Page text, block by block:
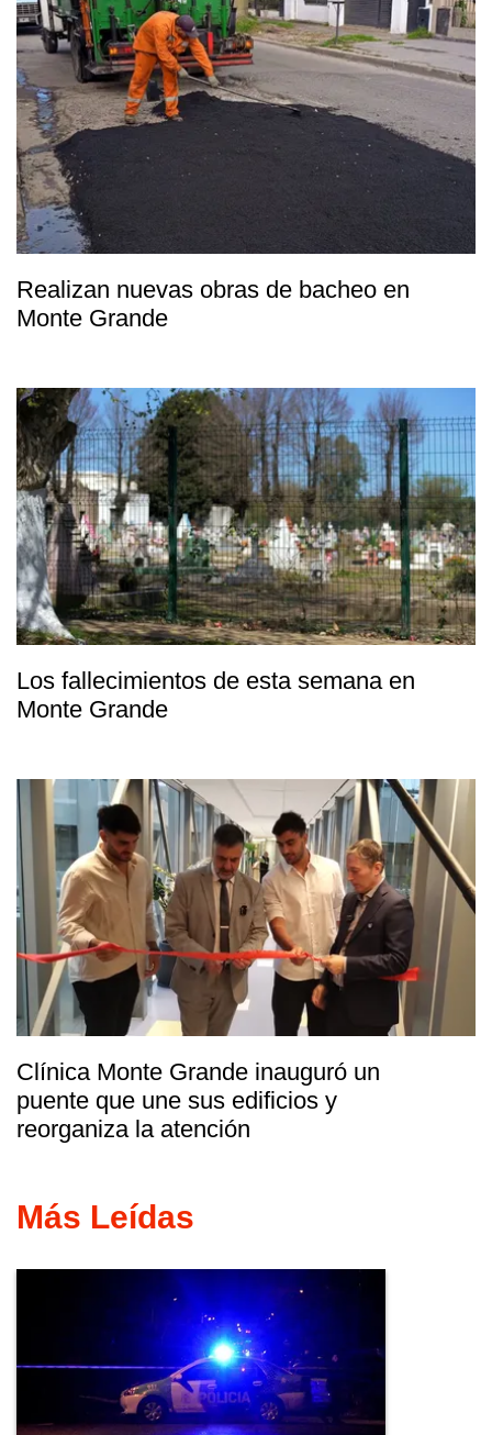
Realizan nuevas obras de bacheo en
Monte Grande
Los fallecimientos de esta semana en
Monte Grande
Clínica Monte Grande inauguró un
puente que une sus edificios y
reorganiza la atención
Más Leídas